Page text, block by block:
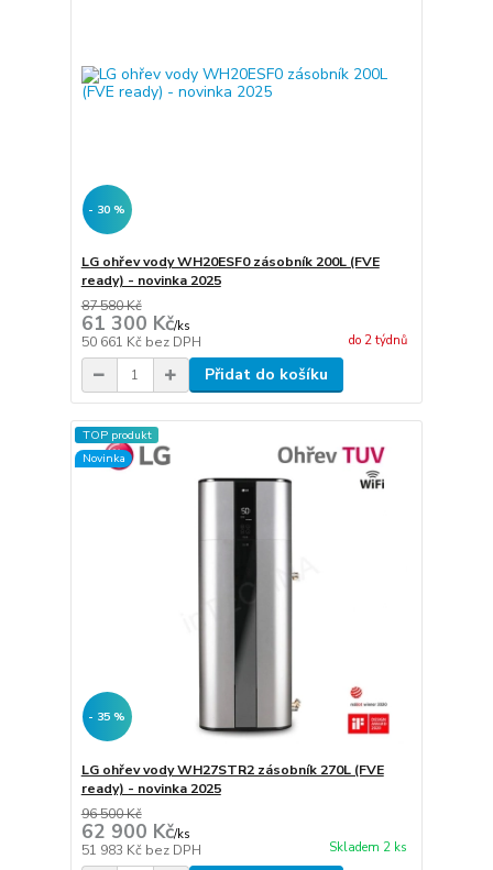
- 30 %
LG ohřev vody WH20ESF0 zásobník 200L (FVE
ready) - novinka 2025
87 580 Kč
61 300 Kč/ks
50 661 Kč bez DPH do 2 týdnů
Přidat do košíku
TOP produkt
Novinka
- 35 %
LG ohřev vody WH27STR2 zásobník 270L (FVE
ready) - novinka 2025
96 500 Kč
62 900 Kč/ks
51 983 Kč bez DPH Skladem 2 ks